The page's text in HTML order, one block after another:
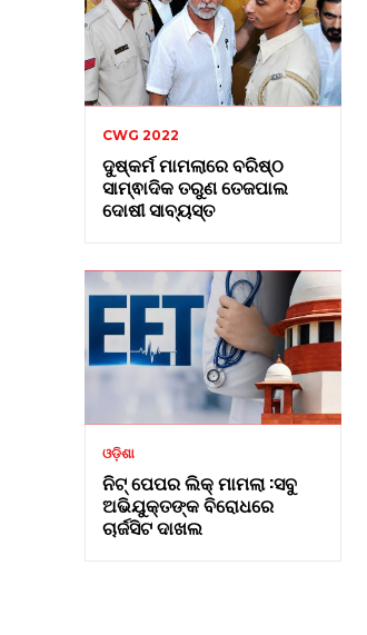
CWG 2022
ଦୁଷ୍କର୍ମ ମାମଲାରେ ବରିଷ୍ଠ
ସାମ୍ଵାଦିକ ତରୁଣ ତେଜପାଲ
ଦୋଷୀ ସାବ୍ୟସ୍ତ
ଓଡ଼ିଶା
ନିଟ୍ ପେପର ଲିକ୍ ମାମଲା :ସବୁ
ଅଭିଯୁକ୍ତଙ୍କ ବିରୋଧରେ
ଚାର୍ଜସିଟ ଦାଖଲ